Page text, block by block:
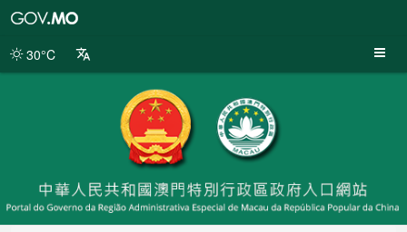
da
30°C